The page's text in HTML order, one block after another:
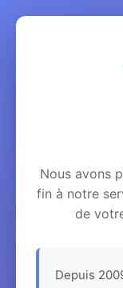
Nous avons
fin à notre
de
Depuis